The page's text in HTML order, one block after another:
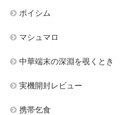
ポイシム
マシュマロ
中華端末の深淵を覗くとき
実機開封レビュー
携帯乞食